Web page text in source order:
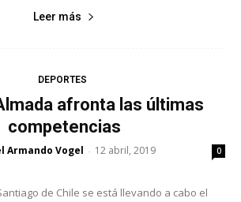
Leer más
DEPORTES
afronta las últimas
competencias
Armando Vogel - 12 abril, 2019 0
de Chile se está llevando a cabo el